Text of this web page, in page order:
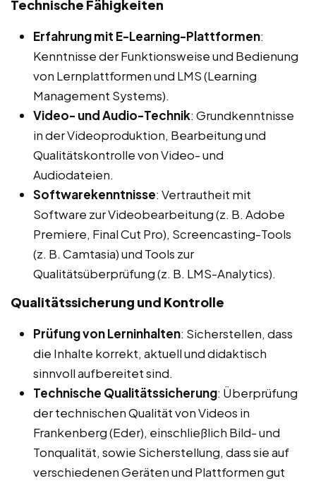
Technische Fähigkeiten
Erfahrung mit E-Learning-Plattformen:
Kenntnisse der Funktionsweise und Bedienung
von Lernplattformen und LMS (Learning
Management Systems).
Video- und Audio-Technik: Grundkenntnisse
in der Videoproduktion, Bearbeitung und
Qualitätskontrolle von Video- und
Audiodateien.
Softwarekenntnisse: Vertrautheit mit
Software zur Videobearbeitung (z. B. Adobe
Premiere, Final Cut Pro), Screencasting-Tools
(z. B. Camtasia) und Tools zur
Qualitätsüberprüfung (z. B. LMS-Analytics).
Qualitätssicherung und Kontrolle
Prüfung von Lerninhalten: Sicherstellen, dass
die Inhalte korrekt, aktuell und didaktisch
sinnvoll aufbereitet sind.
Technische Qualitätssicherung: Überprüfung
der technischen Qualität von Videos in
Frankenberg (Eder), einschließlich Bild- und
Tonqualität, sowie Sicherstellung, dass sie auf
verschiedenen Geräten und Plattformen gut